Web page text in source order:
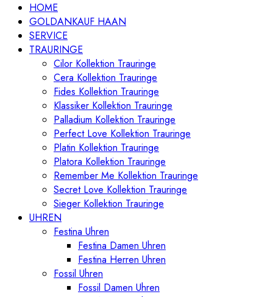
HOME
GOLDANKAUF HAAN
SERVICE
TRAURINGE
Cilor Kollektion Trauringe
Cera Kollektion Trauringe
Fides Kollektion Trauringe
Klassiker Kollektion Trauringe
Palladium Kollektion Trauringe
Perfect Love Kollektion Trauringe
Platin Kollektion Trauringe
Platora Kollektion Trauringe
Remember Me Kollektion Trauringe
Secret Love Kollektion Trauringe
Sieger Kollektion Trauringe
UHREN
Festina Uhren
Festina Damen Uhren
Festina Herren Uhren
Fossil Uhren
Fossil Damen Uhren